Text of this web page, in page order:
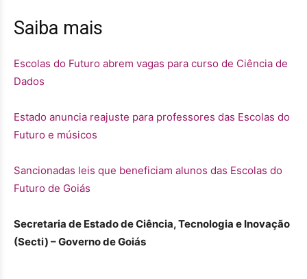
Saiba mais
Escolas do Futuro abrem vagas para curso de Ciência de
Dados
Estado anuncia reajuste para professores das Escolas do
Futuro e músicos
Sancionadas leis que beneficiam alunos das Escolas do
Futuro de Goiás
Secretaria de Estado de Ciência, Tecnologia e Inovação
(Secti) – Governo de Goiás